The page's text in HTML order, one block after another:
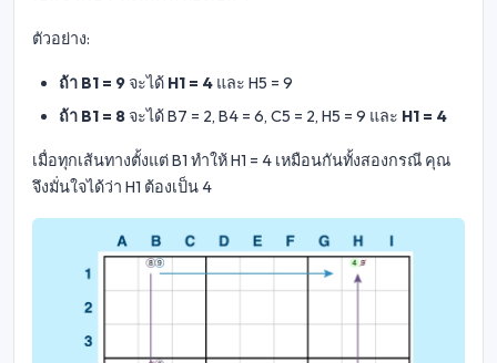
ตัวอย่าง:
ถ้า B1 = 9 จะได้ H1 = 4 และ H5 = 9
ถ้า B1 = 8 จะได้ B7 = 2, B4 = 6, C5 = 2, H5 = 9 และ H1 = 4
เมื่อทุกเส้นทางตั้งแต่ B1 ทำให้ H1 = 4 เหมือนกันทั้งสองกรณี คุณ
จึงมั่นใจได้ว่า H1 ต้องเป็น 4